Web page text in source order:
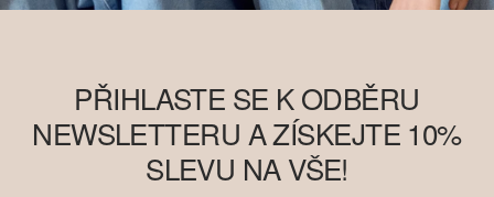
PŘIHLASTE SE K ODBĚRU
NEWSLETTERU A ZÍSKEJTE 10%
SLEVU NA VŠE!